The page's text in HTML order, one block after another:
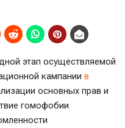
этап осуществляемой
кампании в
основных прав и
гомофобии